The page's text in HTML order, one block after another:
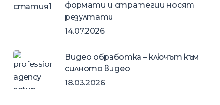
формати и стратегии носят
резултати
14.07.2026
Видео обработка – ключът към
силното видео
18.03.2026